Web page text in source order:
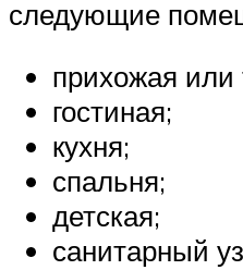
следующие
прихожая или
гостиная;
кухня;
спальня;
детская;
санитарный